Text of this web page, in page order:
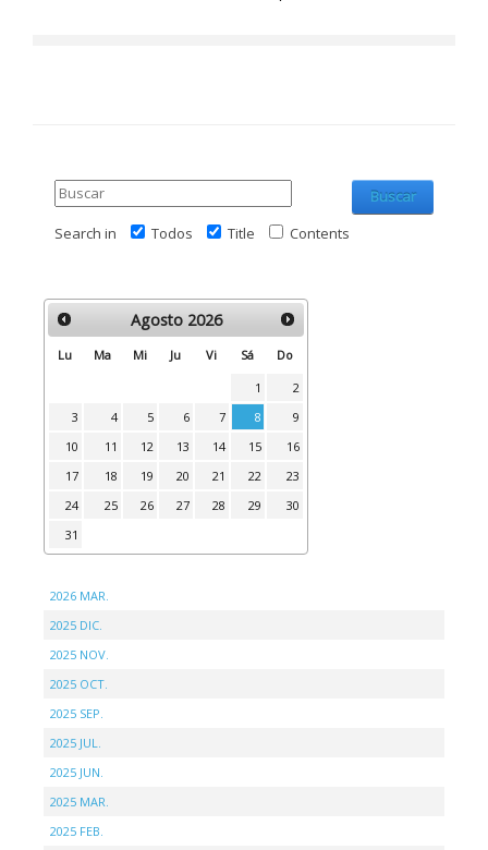
Buscar
Search in
Todos Title Contents
Agosto 2026
Lu Ma Mi Ju Vi Sá Do
1
2
3
4 5 6 7 8
9
10
11 12 13 14 15
16
17
18 19 20 21 22
23
24
25 26 27 28 29
30
31
2026 MAR.
2025 DIC.
2025 NOV.
2025 OCT.
2025 SEP.
2025 JUL.
2025 JUN.
2025 MAR.
2025 FEB.